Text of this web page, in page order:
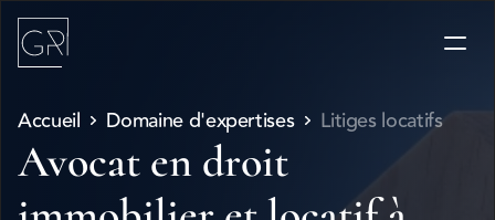
Accueil Domaine d'expertises Litiges locatifs
Avocat en droit